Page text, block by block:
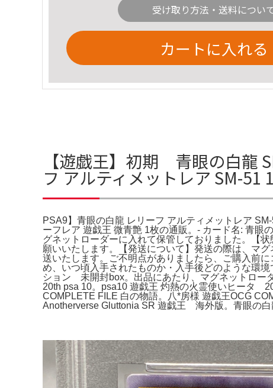
受け取り方法・送料につい
カートに入れる
【遊戯王】初期 青眼の白龍
フ アルティメットレア SM-51
PSA9】青眼の白龍 レリーフ アルティメットレア
ーフレア 遊戯王 微青艶 1枚の通販。- カード名: 青眼
グネットローダーに入れて保管しておりました。【
願いいたします。【発送について】発送の際は、マ
送いたします。ご不明点がありましたら、ご購入前
め、いつ頃入手されたものか・入手後どのような環
ション 未開封box。出品にあたり、マグネットロ
20th psa 10。psa10 遊戯王 灼熱の火霊使いヒータ
COMPLETE FILE 白の物語。八*房様 遊戯王OCG
Anotherverse Gluttonia SR 遊戯王 海外版。青眼の